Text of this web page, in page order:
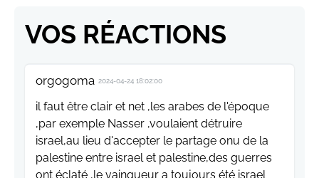
VOS RÉACTIONS
orgogoma 2024-04-24 18:02:00
il faut être clair et net ,les arabes de l'époque
,par exemple Nasser ,voulaient détruire
israel,au lieu d'accepter le partage onu de la
palestine entre israel et palestine,des guerres
ont éclaté ,le vainqueur a toujours été israel